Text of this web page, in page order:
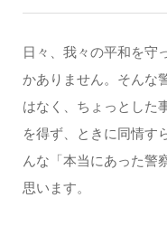
日々、我々の平和を守
かありません。そんな
はなく、ちょっとした
を得ず、ときに同情す
んな「本当にあった警
思います。